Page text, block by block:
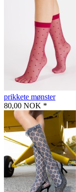
prikkete mønster
80,00 NOK *